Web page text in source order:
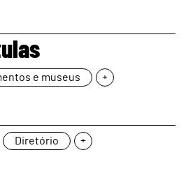
e museus +
Diretório +